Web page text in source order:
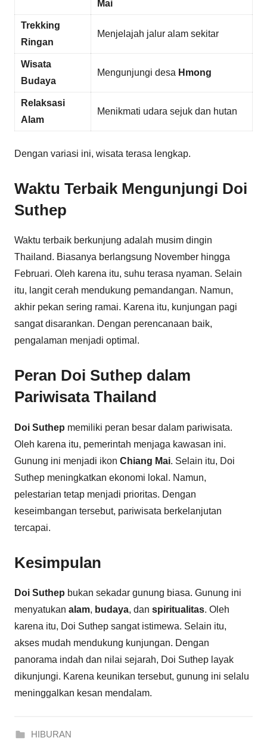
Mai
Trekking
Ringan
Menjelajah jalur alam sekitar
Wisata
Budaya
Mengunjungi desa Hmong
Relaksasi
Alam
Menikmati udara sejuk dan hutan
Dengan variasi ini, wisata terasa lengkap.
Waktu Terbaik Mengunjungi Doi
Suthep
Waktu terbaik berkunjung adalah musim dingin
Thailand. Biasanya berlangsung November hingga
Februari. Oleh karena itu, suhu terasa nyaman. Selain
itu, langit cerah mendukung pemandangan. Namun,
akhir pekan sering ramai. Karena itu, kunjungan pagi
sangat disarankan. Dengan perencanaan baik,
pengalaman menjadi optimal.
Peran Doi Suthep dalam
Pariwisata Thailand
Doi Suthep memiliki peran besar dalam pariwisata.
Oleh karena itu, pemerintah menjaga kawasan ini.
Gunung ini menjadi ikon Chiang Mai. Selain itu, Doi
Suthep meningkatkan ekonomi lokal. Namun,
pelestarian tetap menjadi prioritas. Dengan
keseimbangan tersebut, pariwisata berkelanjutan
tercapai.
Kesimpulan
Doi Suthep bukan sekadar gunung biasa. Gunung ini
menyatukan alam, budaya, dan spiritualitas. Oleh
karena itu, Doi Suthep sangat istimewa. Selain itu,
akses mudah mendukung kunjungan. Dengan
panorama indah dan nilai sejarah, Doi Suthep layak
dikunjungi. Karena keunikan tersebut, gunung ini selalu
meninggalkan kesan mendalam.
HIBURAN